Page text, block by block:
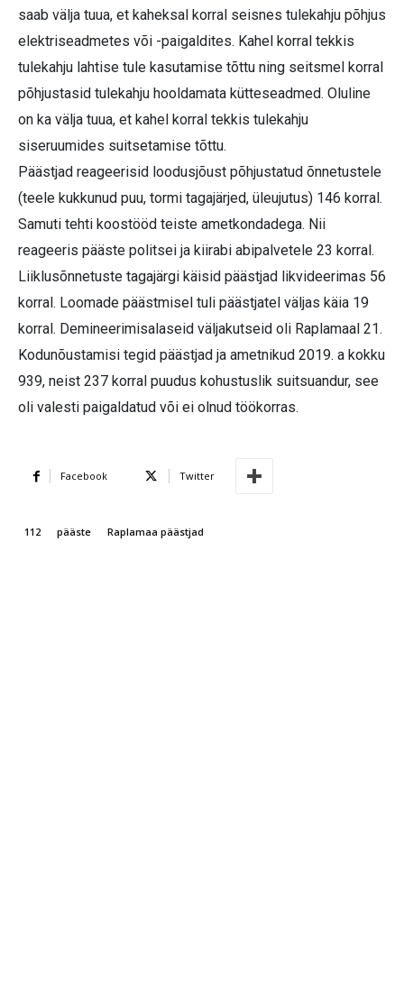
saab välja tuua, et kaheksal korral seisnes tulekahju põhjus
elektriseadmetes või -paigaldites. Kahel korral tekkis
tulekahju lahtise tule kasutamise tõttu ning seitsmel korral
põhjustasid tulekahju hooldamata kütteseadmed. Oluline
on ka välja tuua, et kahel korral tekkis tulekahju
siseruumides suitsetamise tõttu.
Päästjad reageerisid loodusjõust põhjustatud õnnetustele
(teele kukkunud puu, tormi tagajärjed, üleujutus) 146 korral.
Samuti tehti koostööd teiste ametkondadega. Nii
reageeris pääste politsei ja kiirabi abipalvetele 23 korral.
Liiklusõnnetuste tagajärgi käisid päästjad likvideerimas 56
korral. Loomade päästmisel tuli päästjatel väljas käia 19
korral. Demineerimisalaseid väljakutseid oli Raplamaal 21.
Kodunõustamisi tegid päästjad ja ametnikud 2019. a kokku
939, neist 237 korral puudus kohustuslik suitsuandur, see
oli valesti paigaldatud või ei olnud töökorras.
Facebook Twitter
112 pääste Raplamaa päästjad